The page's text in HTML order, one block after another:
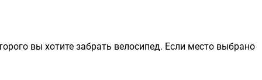
вы хотите забрать велосипед. Если место выбрано